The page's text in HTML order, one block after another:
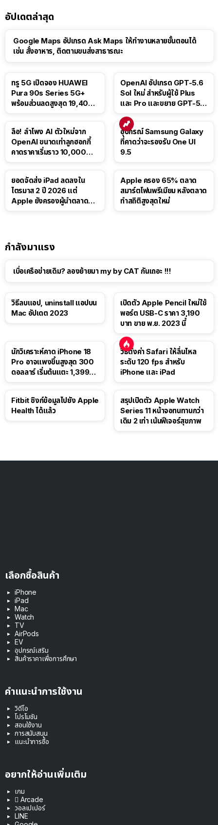
อัปเดตล่าสุด
Google Maps อัปเกรด Ask Maps ให้ทำงานหลายขั้นตอนได้
เช่น สั่งอาหาร, ติดตามขนส่งสาธารณะ
ทรู 5G เปิดจอง HUAWEI
Pura 90s Series 5G+
พร้อมส่วนลดสูงสุด 19,400
OpenAI อัปเกรด GPT-5.6
Sol ใหม่ สำหรับผู้ใช้ Plus
และ Pro และขยาย GPT-5.6
ลือ! ลำโพง AI ตัวใหม่จาก
OpenAI ขนาดเท่าลูกฮอกกี้
คาดราคาเริ่มราว 10,000
อุปกรณ์ Samsung Galaxy
ที่คาดว่าจะรองรับ One UI
9.5
ยอดจัดส่ง iPad ลดลงใน
ไตรมาส 2 ปี 2026 แต่
Apple ยังครองผู้นำตลาด
Apple ครอง 65% ตลาด
สมาร์ตโฟนพรีเมียม หลังตลาด
ทำสถิติสูงสุดใหม่
กำลังมาแรง
เบื่อเครือข่ายเดิม? ลองย้ายมา my by CAT กันเถอะ !!!
วิธีลบแอป, uninstall แอปบน
Mac อัปเดต 2023
เปิดตัว Apple Pencil ใหม่ใช้
พอร์ต USB-C ราคา 3,190
บาท ขาย พ.ย. 2023 นี้
นักวิเคราะห์คาด iPhone 18
Pro อาจแพงขึ้นสูงสุด 300
ดอลลาร์ เริ่มต้นแตะ 1,399
วิธีตั้งค่า Safari ให้ลื่นไหล
ระดับ 120 fps สำหรับ
iPhone และ iPad
Fitbit ซิงก์ข้อมูลไปยัง Apple
Health ได้แล้ว
สรุปเปิดตัว Apple Watch
Series 11 หน้าจอทนทานกว่า
เดิม 2 เท่า เน้นฟีเจอร์สุขภาพ
เลือกซื้อสินค้า
iPhone
iPad
Mac
Watch
TV
AirPods
EV
อุปกรณ์เสริม
สินค้าราคาเพื่อการศึกษา
คำแนะนำการใช้งาน
วิดีโอ
โปรโมชัน
สอนใช้งาน
การสนับสนุน
แนะนำการซื้อ
อยากให้อ่านเพิ่มเติม
เกม
 Arcade
วอลเปเปอร์
LINE